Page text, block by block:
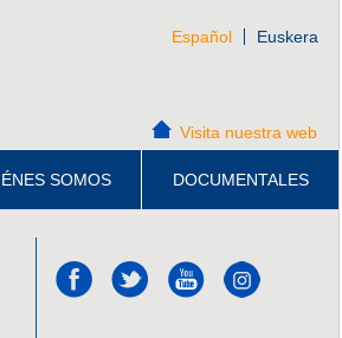
Español Euskera
Visita nuestra web
SOMOS DOCUMENTALES